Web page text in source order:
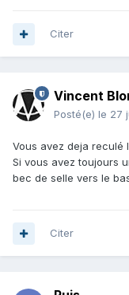
Citer
Vincent
Posté(e) le 27
Vous avez deja reculé
Si vous avez toujours
bec de selle vers le
Citer